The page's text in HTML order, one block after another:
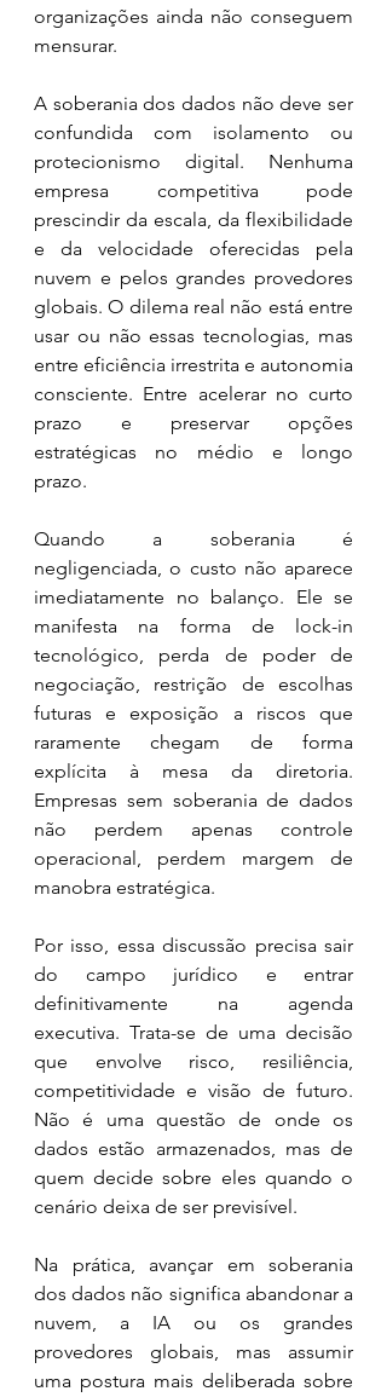
organizações ainda não conseguem
mensurar.
A soberania dos dados não deve ser
confundida com isolamento ou
protecionismo digital. Nenhuma
empresa competitiva pode
prescindir da escala, da flexibilidade
e da velocidade oferecidas pela
nuvem e pelos grandes provedores
globais. O dilema real não está entre
usar ou não essas tecnologias, mas
entre eficiência irrestrita e autonomia
consciente. Entre acelerar no curto
prazo e preservar opções
estratégicas no médio e longo
prazo.
Quando a soberania é
negligenciada, o custo não aparece
imediatamente no balanço. Ele se
manifesta na forma de lock-in
tecnológico, perda de poder de
negociação, restrição de escolhas
futuras e exposição a riscos que
raramente chegam de forma
explícita à mesa da diretoria.
Empresas sem soberania de dados
não perdem apenas controle
operacional, perdem margem de
manobra estratégica.
Por isso, essa discussão precisa sair
do campo jurídico e entrar
definitivamente na agenda
executiva. Trata-se de uma decisão
que envolve risco, resiliência,
competitividade e visão de futuro.
Não é uma questão de onde os
dados estão armazenados, mas de
quem decide sobre eles quando o
cenário deixa de ser previsível.
Na prática, avançar em soberania
dos dados não significa abandonar a
nuvem, a IA ou os grandes
provedores globais, mas assumir
uma postura mais deliberada sobre